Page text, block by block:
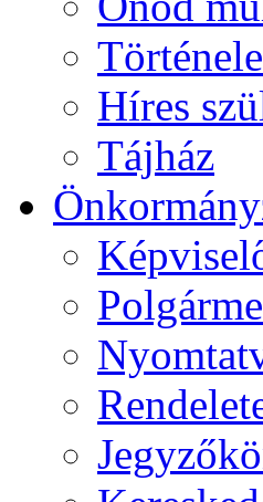
Híres
Tájház